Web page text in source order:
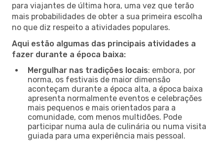
para viajantes de última hora, uma vez que terão
mais probabilidades de obter a sua primeira escolha
no que diz respeito a atividades populares.
Aqui estão algumas das principais atividades a
fazer durante a época baixa:
Mergulhar nas tradições locais: embora, por
norma, os festivais de maior dimensão
aconteçam durante a época alta, a época baixa
apresenta normalmente eventos e celebrações
mais pequenos e mais orientados para a
comunidade, com menos multidões. Pode
participar numa aula de culinária ou numa visita
guiada para uma experiência mais pessoal.